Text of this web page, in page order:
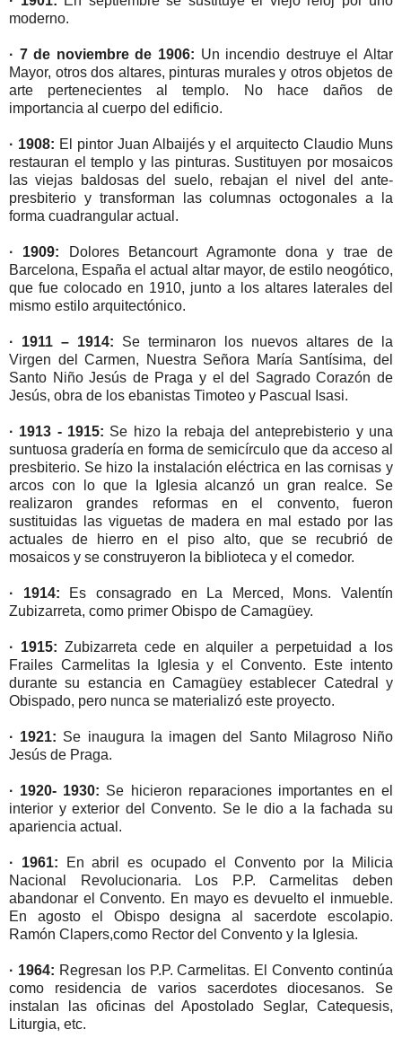
moderno.
· 7 de noviembre de 1906: Un incendio destruye el Altar
Mayor, otros dos altares, pinturas murales y otros objetos de
arte pertenecientes al templo. No hace daños de
importancia al cuerpo del edificio.
· 1908: El pintor Juan Albaijés y el arquitecto Claudio Muns
restauran el templo y las pinturas. Sustituyen por mosaicos
las viejas baldosas del suelo, rebajan el nivel del ante-
presbiterio y transforman las columnas octogonales a la
forma cuadrangular actual.
· 1909: Dolores Betancourt Agramonte dona y trae de
Barcelona, España el actual altar mayor, de estilo neogótico,
que fue colocado en 1910, junto a los altares laterales del
mismo estilo arquitectónico.
· 1911 – 1914: Se terminaron los nuevos altares de la
Virgen del Carmen, Nuestra Señora María Santísima, del
Santo Niño Jesús de Praga y el del Sagrado Corazón de
Jesús, obra de los ebanistas Timoteo y Pascual Isasi.
· 1913 - 1915: Se hizo la rebaja del anteprebisterio y una
suntuosa gradería en forma de semicírculo que da acceso al
presbiterio. Se hizo la instalación eléctrica en las cornisas y
arcos con lo que la Iglesia alcanzó un gran realce. Se
realizaron grandes reformas en el convento, fueron
sustituidas las viguetas de madera en mal estado por las
actuales de hierro en el piso alto, que se recubrió de
mosaicos y se construyeron la biblioteca y el comedor.
· 1914: Es consagrado en La Merced, Mons. Valentín
Zubizarreta, como primer Obispo de Camagüey.
· 1915: Zubizarreta cede en alquiler a perpetuidad a los
Frailes Carmelitas la Iglesia y el Convento. Este intento
durante su estancia en Camagüey establecer Catedral y
Obispado, pero nunca se materializó este proyecto.
· 1921: Se inaugura la imagen del Santo Milagroso Niño
Jesús de Praga.
· 1920- 1930: Se hicieron reparaciones importantes en el
interior y exterior del Convento. Se le dio a la fachada su
apariencia actual.
· 1961: En abril es ocupado el Convento por la Milicia
Nacional Revolucionaria. Los P.P. Carmelitas deben
abandonar el Convento. En mayo es devuelto el inmueble.
En agosto el Obispo designa al sacerdote escolapio.
Ramón Clapers,como Rector del Convento y la Iglesia.
· 1964: Regresan los P.P. Carmelitas. El Convento continúa
como residencia de varios sacerdotes diocesanos. Se
instalan las oficinas del Apostolado Seglar, Catequesis,
Liturgia, etc.